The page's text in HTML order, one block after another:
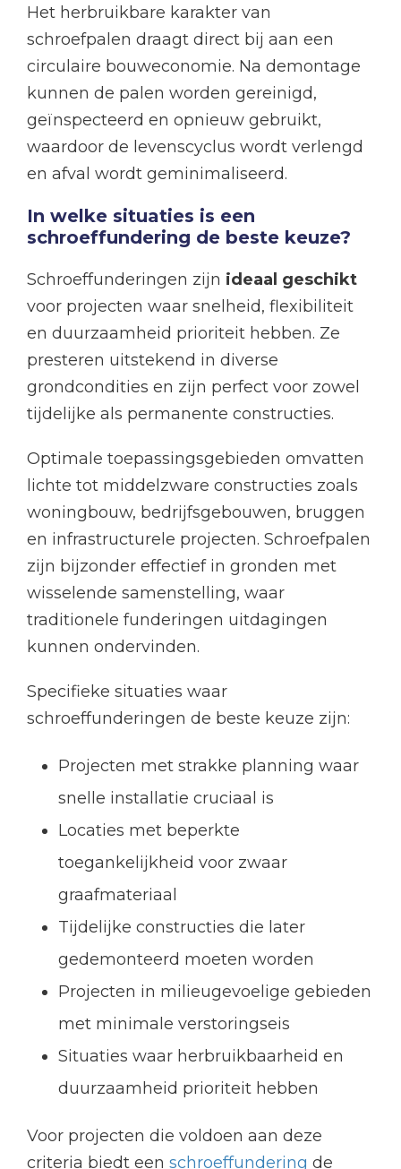
Het herbruikbare karakter van
schroefpalen draagt direct bij aan een
circulaire bouweconomie. Na demontage
kunnen de palen worden gereinigd,
geïnspecteerd en opnieuw gebruikt,
waardoor de levenscyclus wordt verlengd
en afval wordt geminimaliseerd.
In welke situaties is een
schroeffundering de beste keuze?
Schroeffunderingen zijn ideaal geschikt
voor projecten waar snelheid, flexibiliteit
en duurzaamheid prioriteit hebben. Ze
presteren uitstekend in diverse
grondcondities en zijn perfect voor zowel
tijdelijke als permanente constructies.
Optimale toepassingsgebieden omvatten
lichte tot middelzware constructies zoals
woningbouw, bedrijfsgebouwen, bruggen
en infrastructurele projecten. Schroefpalen
zijn bijzonder effectief in gronden met
wisselende samenstelling, waar
traditionele funderingen uitdagingen
kunnen ondervinden.
Specifieke situaties waar
schroeffunderingen de beste keuze zijn:
Projecten met strakke planning waar
snelle installatie cruciaal is
Locaties met beperkte
toegankelijkheid voor zwaar
graafmateriaal
Tijdelijke constructies die later
gedemonteerd moeten worden
Projecten in milieugevoelige gebieden
met minimale verstoringseis
Situaties waar herbruikbaarheid en
duurzaamheid prioriteit hebben
Voor projecten die voldoen aan deze
criteria biedt een schroeffundering de